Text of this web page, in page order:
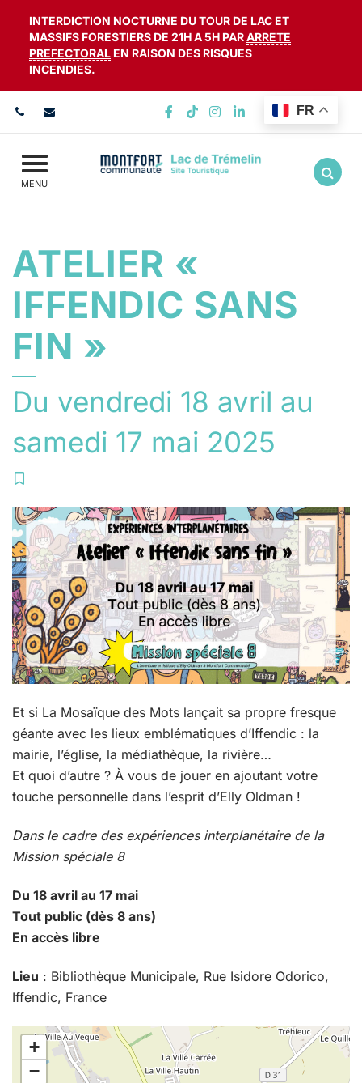
INTERDICTION NOCTURNE DU TOUR DE LAC ET
MASSIFS FORESTIERS DE 21H A 5H PARARRETE
PREFECTORAL EN RAISON DES RISQUES
INCENDIES.
Lien vers le compte Facebook
Lien vers le compte TikTok
Lien vers le compte
Lien vers le
FR
MENU Aller
ATELIER «
IFFENDIC SANS
FIN »
Du vendredi 18 avril au
samedi 17 mai 2025
Et si La Mosaïque des Mots lançait sa propre fresque
géante avec les lieux emblématiques d’Iffendic : la
mairie, l’église, la médiathèque, la rivière…
Et quoi d’autre ? À vous de jouer en ajoutant votre
touche personnelle dans l’esprit d’Elly Oldman !
Dans le cadre des expériences interplanétaire de la
Mission spéciale 8
Du 18 avril au 17 mai
Tout public (dès 8 ans)
En accès libre
Lieu : Bibliothèque Municipale, Rue Isidore Odorico,
Iffendic, France
+
−